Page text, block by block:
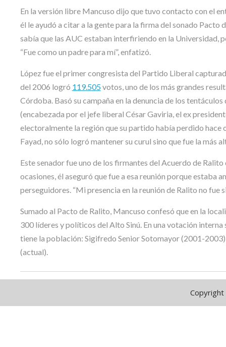
En la versión libre Mancuso dijo que tuvo contacto con el
él le ayudó a citar a la gente para la firma del sonado
sabía que las AUC estaban interfiriendo en la Universidad,
“Fue como un padre para mí”, enfatizó.
López fue el primer congresista del Partido Liberal
del 2006 logró 119.505votos, uno de los más grandes
Córdoba. Basó su campaña en la denuncia de los
(encabezada por el jefe liberal César Gaviria, el ex
electoralmente la región que su partido había perdido hace
Fayad, no sólo logró mantener su curul sino que fue la más
Este senador fue uno de los firmantes del Acuerdo de
ocasiones, él aseguró que fue a esa reunión porque estaba
perseguidores. “Mi presencia en la reunión de Ralito no
Sumado al Pacto de Ralito, Mancuso confesó que en la
300 líderes y políticos del Alto Sinú. En una votación
tiene la población: Sigifredo Senior Sotomayor (2001-
(actual).
Copyright